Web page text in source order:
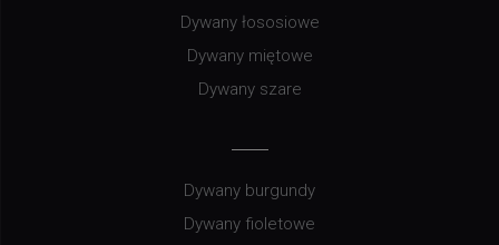
Dywany łososiowe
Dywany miętowe
Dywany szare
Dywany burgundy
Dywany fioletowe